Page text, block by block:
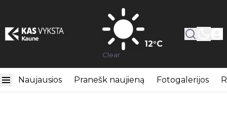
12°C
Clear
Naujausios Pranešk naujieną Fotogalerijos